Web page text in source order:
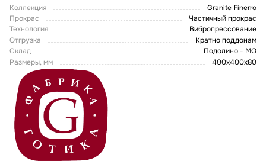
Коллекция
Granite Finerro
Прокрас
Частичный прокрас
Технология
Вибропрессование
Отгрузка
Кратно поддонам
Склад
Подолино - МО
Размеры, мм
400х400х80